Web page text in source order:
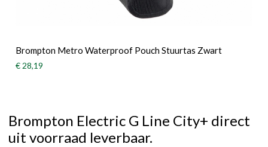
Brompton Metro Waterproof Pouch Stuurtas Zwart
€ 28,19
Brompton Electric G Line City+ direct
uit voorraad leverbaar.